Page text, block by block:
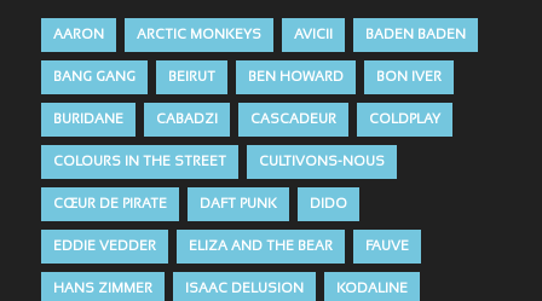
AARON ARCTIC MONKEYS AVICII BADEN BADEN
BANG GANG BEIRUT BEN HOWARD BON IVER
BURIDANE CABADZI CASCADEUR COLDPLAY
COLOURS IN THE STREET CULTIVONS-NOUS
CŒUR DE PIRATE DAFT PUNK DIDO
EDDIE VEDDER ELIZA AND THE BEAR FAUVE
HANS ZIMMER ISAAC DELUSION KODALINE